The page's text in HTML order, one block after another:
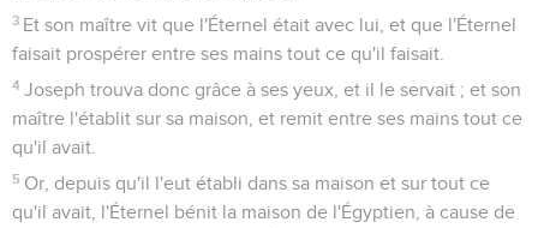
3 Et son maître vit que l'Éternel était avec lui, et que l'Éternel
faisait prospérer entre ses mains tout ce qu'il faisait.
4 Joseph trouva donc grâce à ses yeux, et il le servait ; et son
maître l'établit sur sa maison, et remit entre ses mains tout ce
qu'il avait.
5 Or, depuis qu'il l'eut établi dans sa maison et sur tout ce
qu'il avait, l'Éternel bénit la maison de l'Égyptien, à cause de